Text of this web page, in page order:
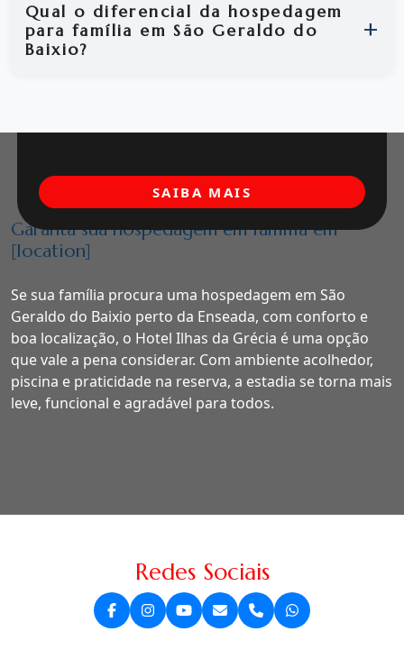
Qual o diferencial da hospedagem
para família em São Geraldo do
Baixio?
Garanta sua hospedagem em família em
[location]
Se sua família procura uma hospedagem em São
Geraldo do Baixio perto da Enseada, com conforto e
boa localização, o Hotel Ilhas da Grécia é uma opção
que vale a pena considerar. Com ambiente acolhedor,
piscina e praticidade na reserva, a estadia se torna mais
leve, funcional e agradável para todos.
SAIBA MAIS
Redes Sociais